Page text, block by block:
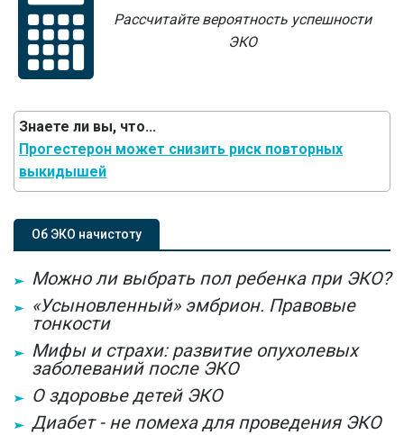
Рассчитайте вероятность успешности
ЭКО
Знаете ли вы, что...
Прогестерон может снизить риск повторных
выкидышей
Об ЭКО начистоту
Можно ли выбрать пол ребенка при ЭКО?
«Усыновленный» эмбрион. Правовые
тонкости
Мифы и страхи: развитие опухолевых
заболеваний после ЭКО
О здоровье детей ЭКО
Диабет - не помеха для проведения ЭКО